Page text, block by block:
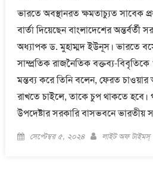
ভারতে অবস্থানরত ক্ষমতাচ্যুত সাবেক
বার্তা দিয়েছেন বাংলাদেশের অন্তর্বর্তী
অধ্যাপক ড. মুহাম্মদ ইউনূস। ভারতে
সাম্প্রতিক রাজনৈতিক বক্তব্য-
মন্তব্য করে তিনি বলেন, ফেরত
রাখতে চাইলে, তাকে চুপ থাকতে হবে।
উপদেষ্টার সরকারি বাসভবনে ভারতীয়
Posted
সেপ্টেম্বর ৫, ২০২৪ Author
লাইট অফ টাইমস্